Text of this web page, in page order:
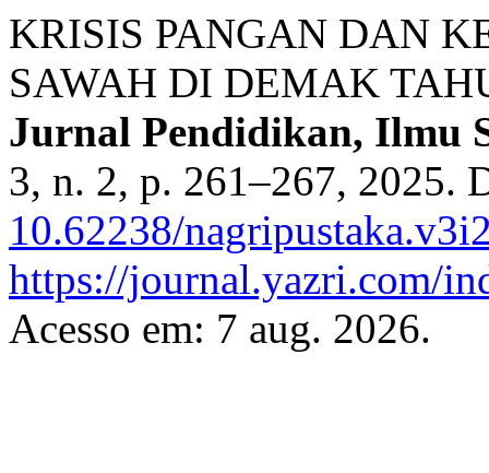
KRISIS PANGAN DAN
SAWAH DI DEMAK
Jurnal Pendidikan, Ilmu
3, n. 2, p. 261–267, 2025.
10.62238/
https://journal.yazri.com/
Acesso em: 7 aug. 2026.